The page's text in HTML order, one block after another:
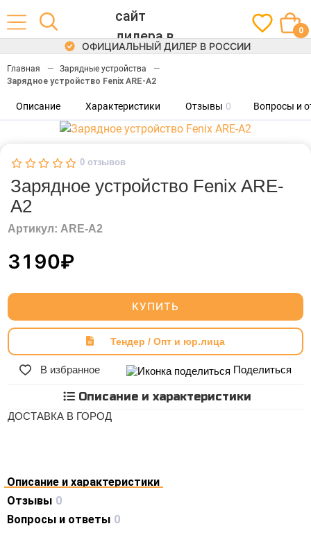
0
ОФИЦИАЛЬНЫЙ ДИЛЕР В РОССИИ
Главная
Зарядные устройства
Зарядное устройство Fenix ARE-A2
Описание Характеристики Отзывы 0 Вопросы и
0отзывов
Зарядное устройство Fenix ARE-
A2
Артикул: ARE-A2
3190₽
КУПИТЬ
Тендер / Опт и юр.лица
В избранное Поделиться
Описание и характеристики
ДОСТАВКА В ГОРОД
Описание и характеристики
Отзывы 0
Вопросы и ответы 0